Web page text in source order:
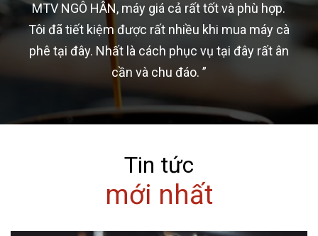
MTV NGÔ HÂN, máy giá cả rất tốt và phù hợp.
Tôi đã tiết kiệm được rất nhiều khi mua máy cà
phê tại đây. Nhất là cách phục vụ tại đây rất ân
cần và chu đáo. ”
Tin tức
mới nhất